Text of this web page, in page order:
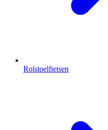
Rolstoelfietsen